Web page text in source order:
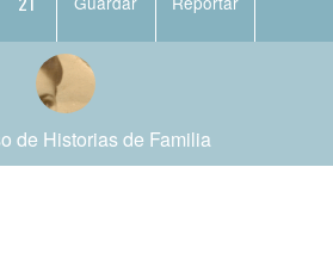
de Historias de Familia